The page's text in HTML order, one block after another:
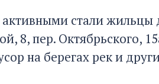
стали
8, пер. Октябрьского,
на берегах рек и